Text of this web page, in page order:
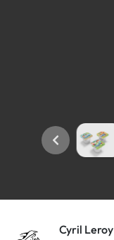
Cyril Leroy